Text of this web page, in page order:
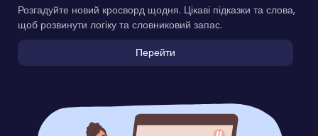
Розгадуйте новий кросворд щодня. Цікаві підказки та слова,
щоб розвинути логіку та словниковий запас.
Перейти